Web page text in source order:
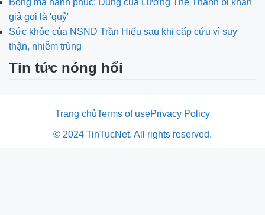
Bóng ma hạnh phúc: Dũng của Lương Thế Thành bị khán
giả gọi là 'quỷ'
Sức khỏe của NSND Trần Hiếu sau khi cấp cứu vì suy
thận, nhiễm trùng
Tin tức nóng hổi
Trang chủTerms of usePrivacy Policy
© 2024 TinTucNet. All rights reserved.